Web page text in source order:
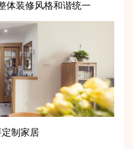
体装修风格和谐统一
制家居